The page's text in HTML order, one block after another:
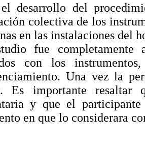
desarrollo del
colectiva de los
en las instalaciones del
fue completamente
con los
Una vez la
Es importante resaltar
y que el
en que lo considerara